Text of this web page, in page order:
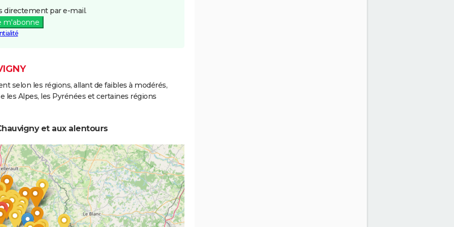
04/1983
12/1982
directement par e-mail.
m'abonne
selon les régions, allant de faibles à modérés,
les Alpes, les Pyrénées et certaines régions
et aux alentours